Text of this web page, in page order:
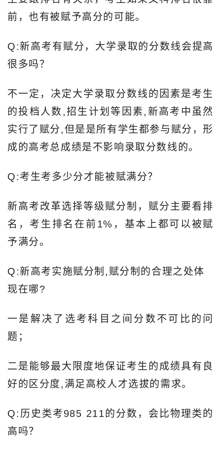
前，也有被赋予高分的可能。
Q:新高考有赋分，大学录取的分数线会提高
很多吗？
不一定，决定大学录取分数线的因素是考生
的投档人数,招生计划等因素,新高考中虽然
实行了赋分,但是是所有学生都参与赋分，形
成的高考总成绩是不影响录取分数线的。
Q:考生考多少分才能被赋满分？
新高考改革选择等级赋分制，赋分主要看排
名，考生排名在前1%，基本上都可以被赋
予满分。
Q:新高考实施赋分制,赋分制的合理之处体
现在哪?
一是解决了选考科目之间分数不可比的问
题；
二是能够最大限度地保证考生的成绩具有良
好的区分度,满足高校人才选拔的需求。
Q:历史类考985 211的分数，会比物理类的
高吗？